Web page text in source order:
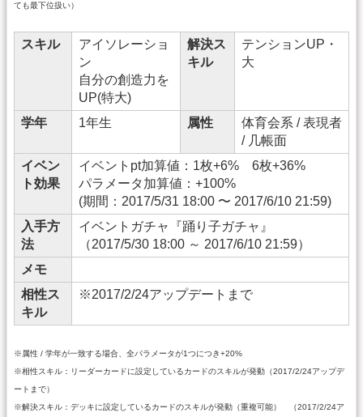
ても最下位扱い）
スキル
アイソレーショ
ン
自分の創造力を
UP(特大)
解決ス
キル
テンションUP・
大
学年 1年生 属性
体育会系 / 表現者
/ 几帳面
イベン
ト効果
イベントpt加算値：1枚+6% 6枚+36%
パラメータ加算値：+100%
(期間：2017/5/31 18:00 〜 2017/6/10 21:59)
入手方
法
イベントガチャ『踊り子ガチャ』
（2017/5/30 18:00 ～ 2017/6/10 21:59）
メモ
相性ス
キル
※2017/2/24アップデートまで
※属性 / 学年が一致する場合、全パラメータが1つにつき+20%
※相性スキル：リーダーカードに設定しているカードのスキルが発動（2017/2/24アップデ
ートまで）
※解決スキル：デッキに設定しているカードのスキルが発動（重複可能） （2017/2/24ア